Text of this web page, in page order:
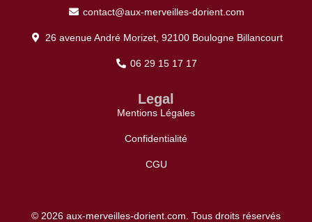
contact@aux-merveilles-dorient.com
26 avenue André Morizet, 92100 Boulogne Billancourt
06 29 15 17 17
Legal
Mentions Légales
Confidentialité
CGU
© 2026 aux-merveilles-dorient.com. Tous droits réservés